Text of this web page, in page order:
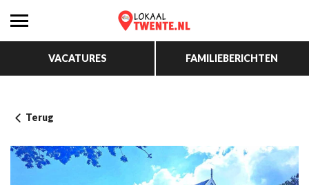
VACATURES FAMILIEBERICHTEN
Terug